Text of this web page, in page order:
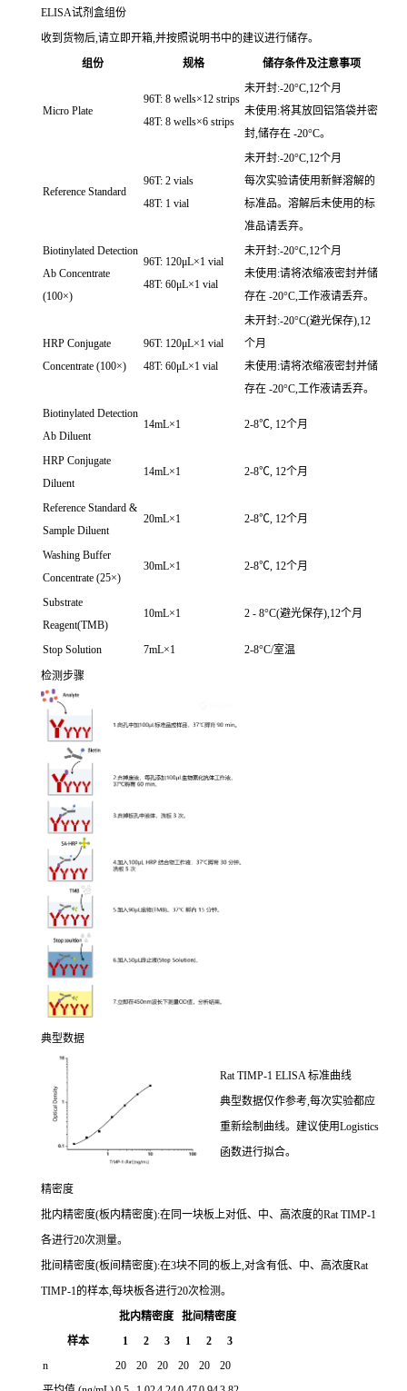
ELISA试剂盒组份
收到货物后,请立即开箱,并按照说明书中的建议进行储存。
组份
规格 储存条件及注意事项
Micro Plate
96T: 8 wells×12 strips
48T: 8 wells×6 strips
未开封:-20°C,12个月
未使用:将其放回铝箔袋并密
封,储存在 -20°C。
Reference Standard
96T: 2 vials
48T: 1 vial
未开封:-20°C,12个月
每次实验请使用新鲜溶解的
标准品。溶解后未使用的标
准品请丢弃。
Biotinylated Detection
Ab Concentrate
(100×)
96T: 120μL×1 vial
48T: 60μL×1 vial
未开封:-20°C,12个月
未使用:请将浓缩液密封并储
存在 -20°C,工作液请丢弃。
HRP Conjugate
Concentrate (100×)
96T: 120μL×1 vial
48T: 60μL×1 vial
未开封:-20°C(避光保存),12
个月
未使用:请将浓缩液密封并储
存在 -20°C,工作液请丢弃。
Biotinylated Detection
Ab Diluent
14mL×1 2-8℃, 12个月
HRP Conjugate
Diluent
14mL×1 2-8℃, 12个月
Reference Standard &
Sample Diluent
20mL×1 2-8℃, 12个月
Washing Buffer
Concentrate (25×)
30mL×1 2-8℃, 12个月
Substrate
Reagent(TMB)
10mL×1 2 - 8°C(避光保存),12个月
Stop Solution 7mL×1 2-8°C/室温
检测步骤
典型数据
Rat TIMP-1 ELISA 标准曲线
典型数据仅作参考,每次实验都应
重新绘制曲线。建议使用Logistics
函数进行拟合。
精密度
批内精密度(板内精密度):在同一块板上对低、中、高浓度的Rat TIMP-1
各进行20次测量。
批间精密度(板间精密度):在3块不同的板上,对含有低、中、高浓度Rat
TIMP-1的样本,每块板各进行20次检测。
批内精密度
批间精密度
样本
1 2 3 1 2
3
n
20 20 20 20 20
20